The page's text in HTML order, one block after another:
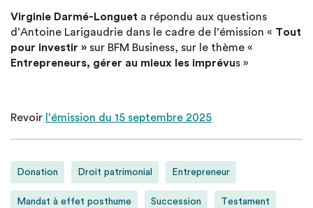
Virginie Darmé-Longuet a répondu aux questions
d’Antoine Larigaudrie dans le cadre de l’émission « Tout
pour investir » sur BFM Business, sur le thème «
Entrepreneurs, gérer au mieux les imprévus »
Revoir l’émission du 15 septembre 2025
Donation Droit patrimonial Entrepreneur
Mandat à effet posthume Succession Testament